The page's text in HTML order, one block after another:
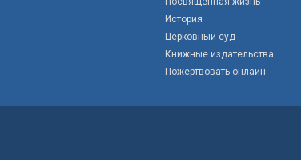
История
Церковный суд
Книжные издательства
Пожертвовать онлайн